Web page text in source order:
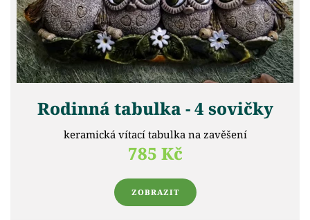
Rodinná tabulka - 4 sovičky
keramická vítací tabulka na zavěšení
785 Kč
ZOBRAZIT